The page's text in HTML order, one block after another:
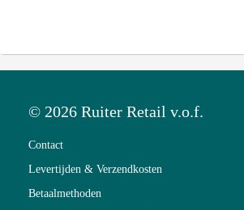
© 2026 Ruiter Retail v.o.f.
Contact
Levertijden & Verzendkosten
Betaalmethoden